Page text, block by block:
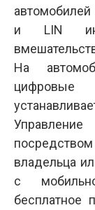
и LIN
На
владельца
с
бесплатное